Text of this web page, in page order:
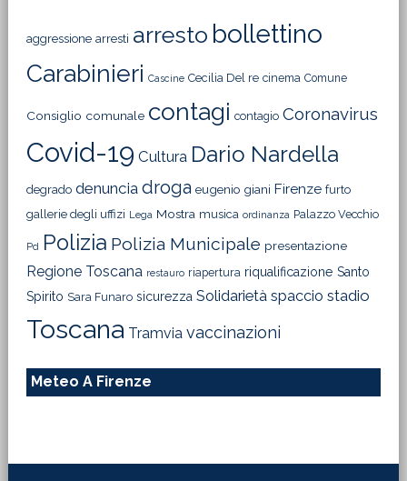
aggressione arresti arresto bollettino
Carabinieri Cascine Cecilia Del re cinema Comune
Consiglio comunale contagi contagio Coronavirus
Covid-19 Cultura Dario Nardella
degrado denuncia droga eugenio giani Firenze furto
gallerie degli uffizi Lega Mostra musica ordinanza Palazzo Vecchio
Pd Polizia Polizia Municipale presentazione
Regione Toscana restauro riapertura riqualificazione Santo
Spirito Sara Funaro sicurezza Solidarietà spaccio stadio
Toscana Tramvia vaccinazioni
Meteo A Firenze